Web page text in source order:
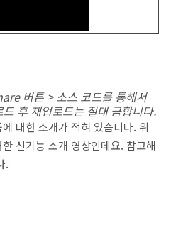
버튼 > 소스 코드를 통해서
후 재업로드는 절대 금합니다.
대한 소개가 적혀 있습니다. 위
신기능 소개 영상인데요. 참고해
.